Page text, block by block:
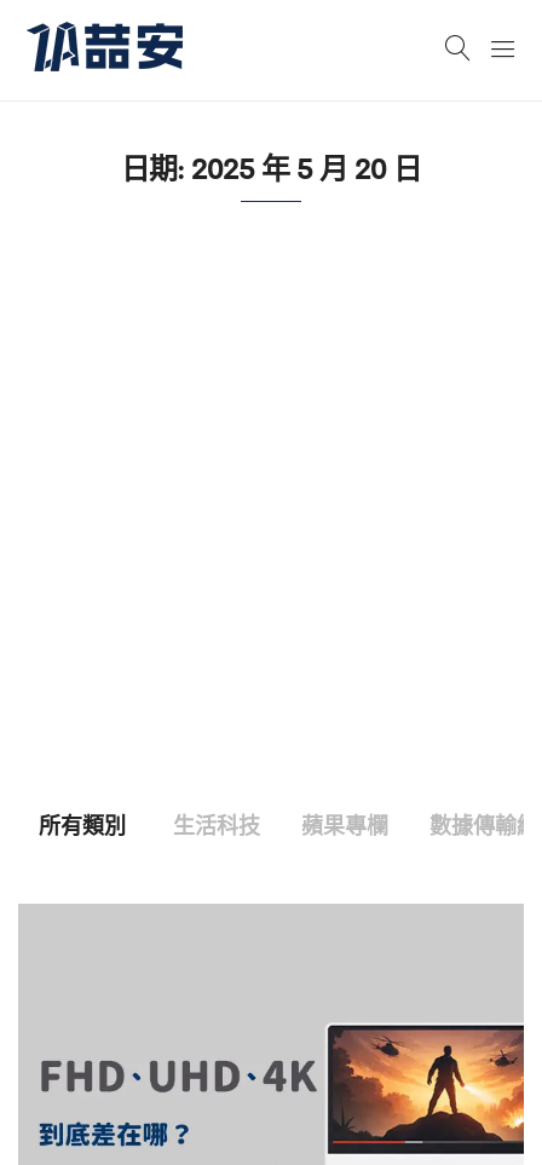
日期: 2025 年 5 月 20 日
所有類別 生活科技 蘋果專欄 數據傳輸線